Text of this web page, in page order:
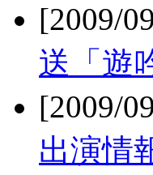
[2009/
送「遊
[2009/
出演情